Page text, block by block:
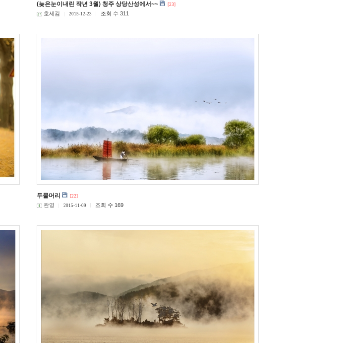
(늦은눈이내린 작년 3월) 청주 상당산성에서~~ [23]
호세김 2015-12-23 조회 수 311
두물머리 [22]
완영 2015-11-09 조회 수 169